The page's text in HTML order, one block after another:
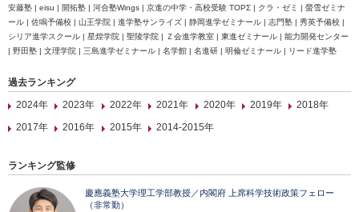
安藤塾 | eisu | 開拓塾 | 河合塾Wings | 京進の中学・高校受験 TOPΣ | クラ・ゼミ | 螢雪ゼミナ
ール | 佐鳴予備校 | 山王学院 | 進学塾サンライズ | 静岡進学ゼミナール | 志門塾 | 秀英予備校 |
シリア進学スクール | 星煌学院 | 聖陵学院 | Ｚ会進学教室 | 東進ゼミナール | 能力開発センター
| 野田塾 | 文理学院 | 三島進学ゼミナール | 名学館 | 名進研 | 明倫ゼミナール | リード進学塾
過去ランキング
2024年
2023年 2022年 2021年 2020年 2019年
2018年
2017年
2016年 2015年 2014-2015年
ランキング監修
慶應義塾大学理工学部教授／内閣府 上席科学技術政策フェロー
（非常勤）